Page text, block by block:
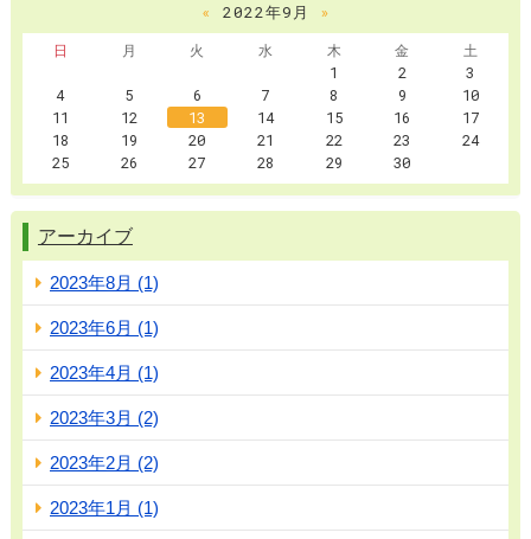
« 2022年9月
»
日
月 火 水 木 金
土
1
2
3
4
5 6 7 8 9
10
11
12 13 14 15 16
17
18
19 20 21 22 23
24
25
26 27 28 29 30
アーカイブ
2023年8月 (1)
2023年6月 (1)
2023年4月 (1)
2023年3月 (2)
2023年2月 (2)
2023年1月 (1)